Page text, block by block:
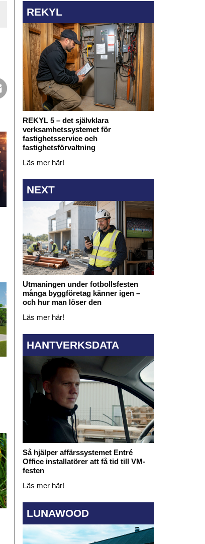
REKYL
REKYL 5 – det självklara
verksamhetssystemet för
fastighetsservice och
fastighetsförvaltning
Läs mer här!
NEXT
Utmaningen under fotbollsfesten
många byggföretag känner igen –
och hur man löser den
Läs mer här!
HANTVERKSDATA
Så hjälper affärssystemet Entré
Office installatörer att få tid till VM-
festen
Läs mer här!
LUNAWOOD